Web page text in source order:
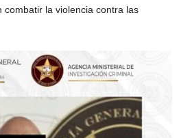
combatir la violencia contra las